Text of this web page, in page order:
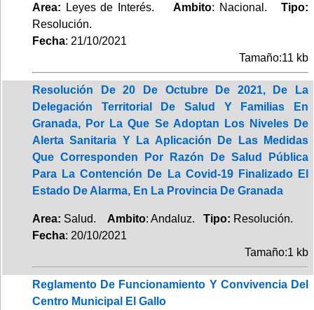
Area: Leyes de Interés.Ambito: Nacional.Tipo:
Resolución.
Fecha: 21/10/2021
Tamaño:11 kb
Resolución De 20 De Octubre De 2021, De La
Delegación Territorial De Salud Y Familias En
Granada, Por La Que Se Adoptan Los Niveles De
Alerta Sanitaria Y La Aplicación De Las Medidas
Que Corresponden Por Razón De Salud Pública
Para La Contención De La Covid-19 Finalizado El
Estado De Alarma, En La Provincia De Granada
Area: Salud. Ambito: Andaluz. Tipo: Resolución.
Fecha: 20/10/2021
Tamaño:1 kb
Reglamento De Funcionamiento Y Convivencia Del
Centro Municipal El Gallo